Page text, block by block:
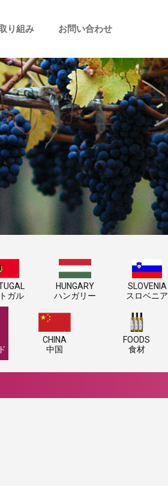
り組み お問い合わせ
ガル
HUNGARY
ハンガリー
SLOVENIA
スロベニア
CHINA
中国
FOODS
食材